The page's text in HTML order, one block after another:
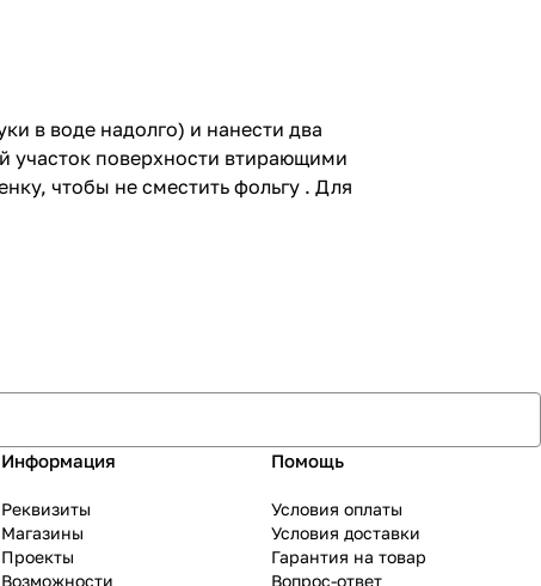
в воде надолго) и нанести два
участок поверхности втирающими
чтобы не сместить фольгу . Для
Информация
Реквизиты
Магазины
Проекты
Возможности
Помощь
Условия оплаты
Условия доставки
Гарантия на товар
Вопрос-ответ